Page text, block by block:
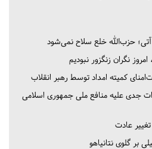
آتی؛ حزب‌الله خلع سلاح نمی‌شود
نگران زنگزور نبودیم
کمیته امداد توسط رهبر انقلاب
جدی علیه منافع ملی جمهوری اسلامی
عادت
بر گلوی نتانیاهو